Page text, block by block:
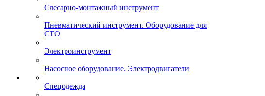
Слесарно-монтажный инструмент
Пневматический инструмент. Оборудование для
СТО
Электроинструмент
Насосное оборудование. Электродвигатели
Спецодежда